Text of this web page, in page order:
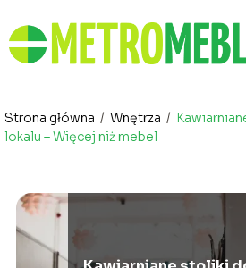
Strona główna / Wnętrza /
lokalu – Więcej niż mebel